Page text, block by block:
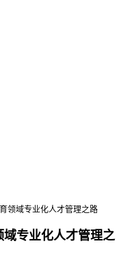
领域专业化人才管理之路
专业化人才管理之